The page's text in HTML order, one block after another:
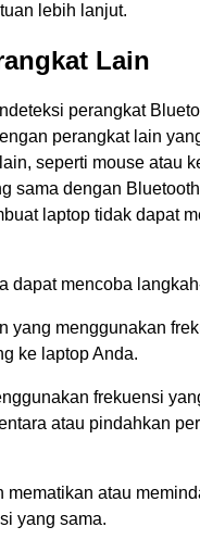
lebih lanjut.
Lain
perangkat
perangkat lain
seperti mouse atau
sama dengan
laptop tidak dapat
dapat mencoba
yang menggunakan
ke laptop Anda.
frekuensi
atau pindahkan
mematikan atau
yang sama.